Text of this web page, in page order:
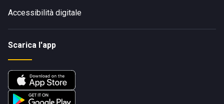
Accessibilità digitale
Scarica l'app